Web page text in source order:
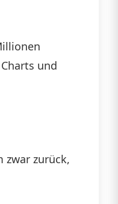
und
zwar zurück,